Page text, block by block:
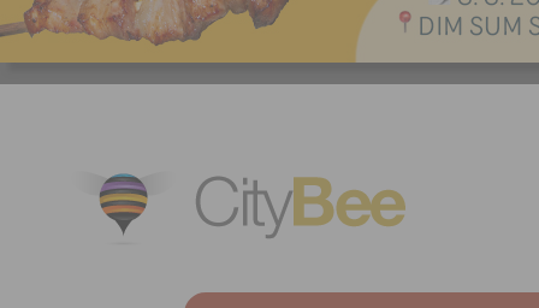
CityBee